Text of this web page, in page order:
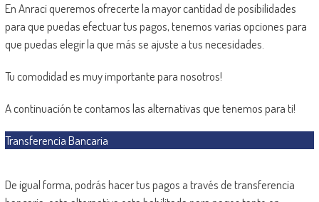
En Anraci queremos ofrecerte la mayor cantidad de posibilidades
para que puedas efectuar tus pagos, tenemos varias opciones para
que puedas elegir la que más se ajuste a tus necesidades.
Tu comodidad es muy importante para nosotros!
A continuación te contamos las alternativas que tenemos para ti!
Transferencia Bancaria
De igual forma, podrás hacer tus pagos a través de transferencia